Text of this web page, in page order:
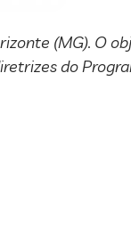
(MG). O
do